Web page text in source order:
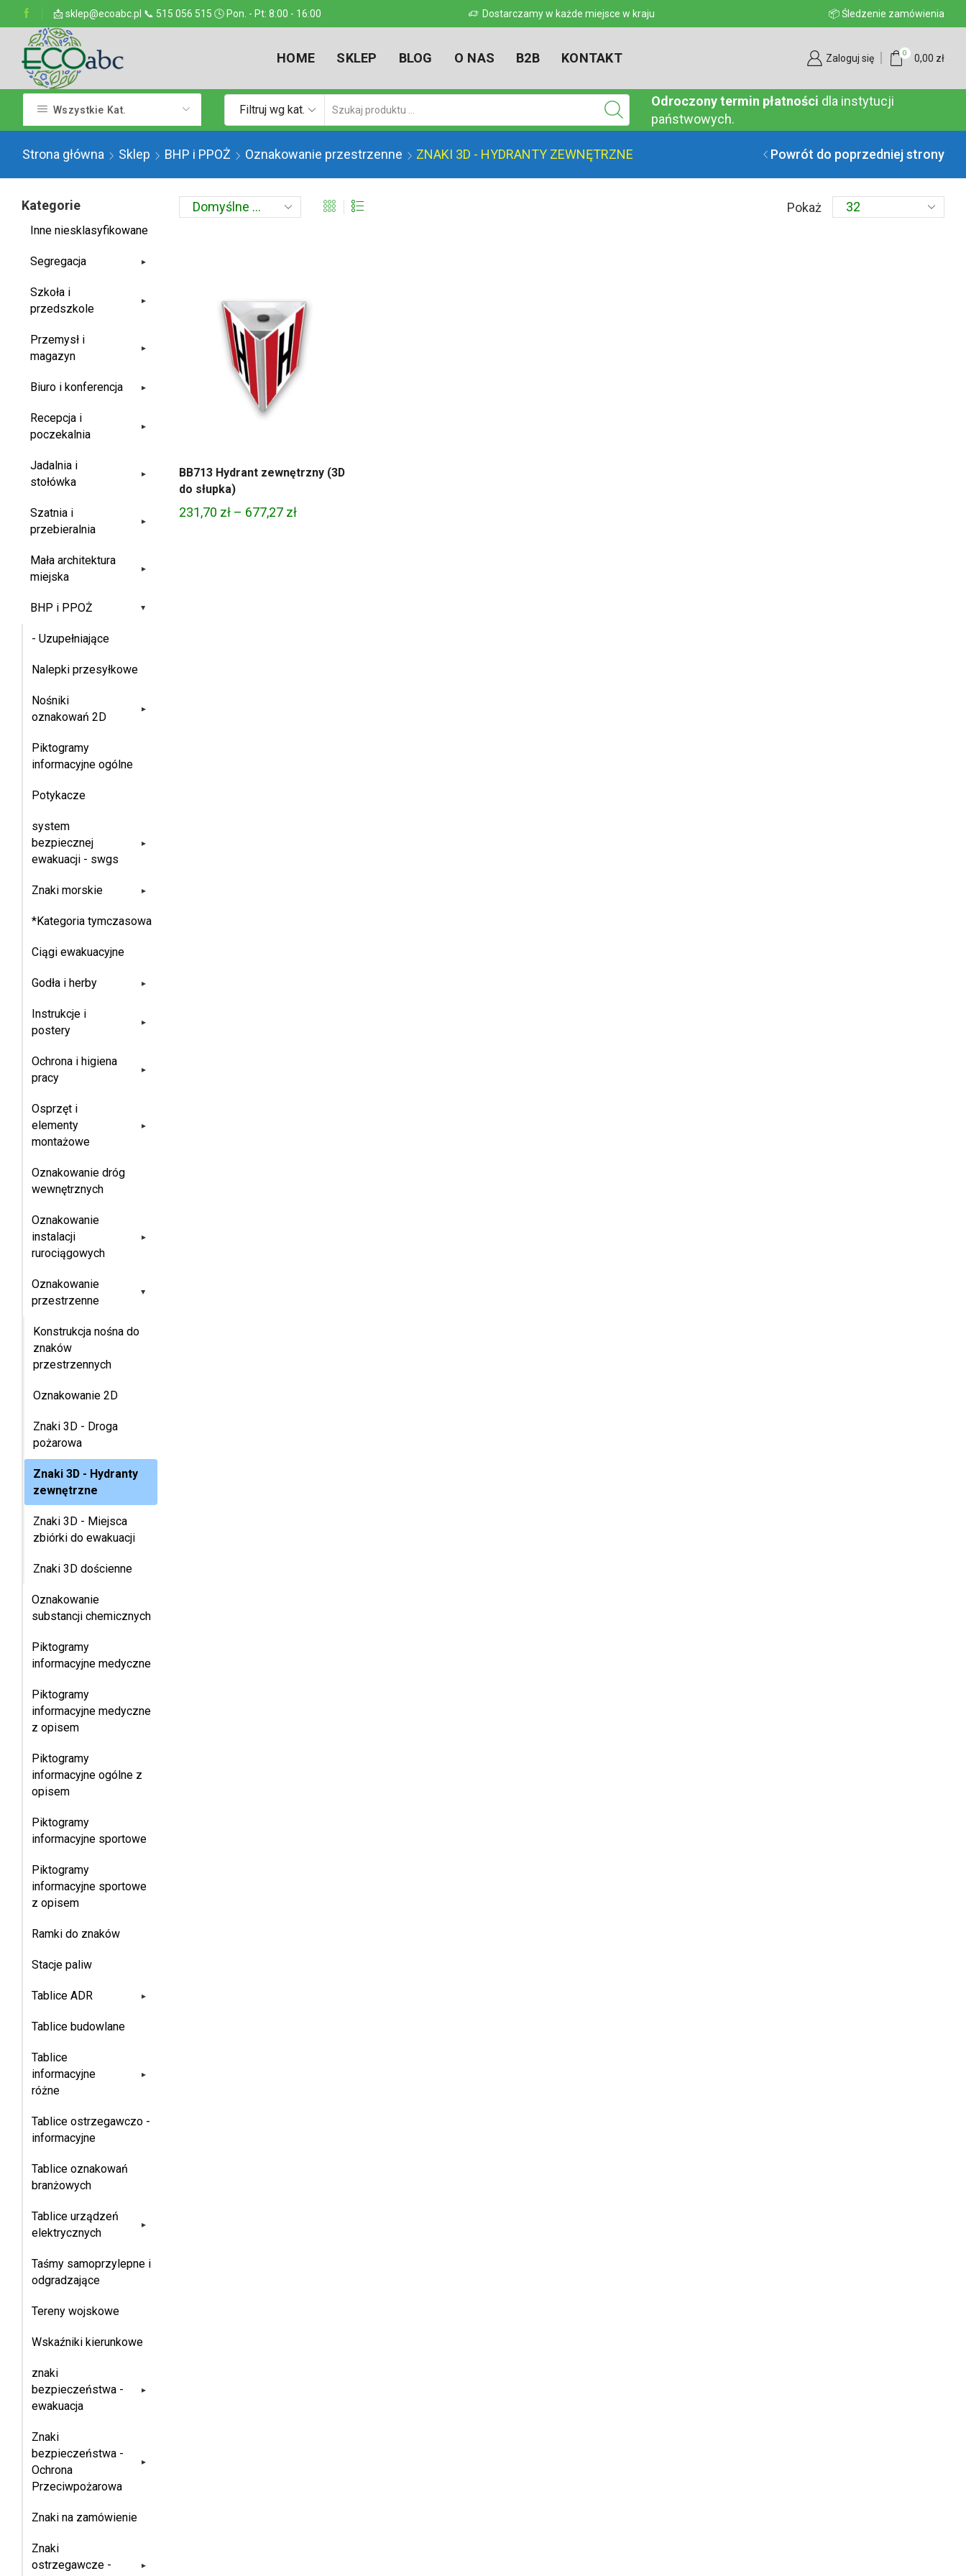
📩 sklep@ecoabc.pl 📞 515 056 515 🕓 Pon. - Pt: 8:00 - 16:00
w kraju Dostarczamy w każde miejsce w kraju Dostarczamy w każde miejsce w kraju 📦 Śledzenie zamówienia
HOME SKLEP BLOG O NAS B2B KONTAKT Zaloguj się 0 0,00 zł
Wszystkie Kat. Filtruj wg kat.
wyszukiwania
Odroczony termin płatności dla instytucji
państwowych.
Strona główna Sklep BHP i PPOŻ Oznakowanie przestrzenne ZNAKI 3D - HYDRANTY ZEWNĘTRZNE Powrót do poprzedniej strony
Pokaż
Produkty
na
BB713 Hydrant zewnętrzny (3D
do słupka)
231,70 zł – 677,27 złZakres
Kategorie
Inne niesklasyfikowane
Segregacja ▸
Szkoła i
przedszkole
▸
Przemysł i
magazyn
▸
Biuro i konferencja ▸
Recepcja i
poczekalnia
▸
Jadalnia i
stołówka
▸
Szatnia i
przebieralnia
▸
Mała architektura
miejska
▸
BHP i PPOŻ ▸
- Uzupełniające
Nalepki przesyłkowe
Nośniki
oznakowań 2D
▸
Piktogramy
informacyjne ogólne
Potykacze
system
bezpiecznej
ewakuacji - swgs
▸
Znaki morskie ▸
*Kategoria tymczasowa
Ciągi ewakuacyjne
Godła i herby ▸
Instrukcje i
postery
▸
Ochrona i higiena
pracy
▸
Osprzęt i
elementy
montażowe
▸
Oznakowanie dróg
wewnętrznych
Oznakowanie
instalacji
rurociągowych
▸
Oznakowanie
przestrzenne
▸
Konstrukcja nośna do
znaków
przestrzennych
Oznakowanie 2D
Znaki 3D - Droga
pożarowa
Znaki 3D - Hydranty
zewnętrzne
Znaki 3D - Miejsca
zbiórki do ewakuacji
Znaki 3D dościenne
Oznakowanie
substancji chemicznych
Piktogramy
informacyjne medyczne
Piktogramy
informacyjne medyczne
z opisem
Piktogramy
informacyjne ogólne z
opisem
Piktogramy
informacyjne sportowe
Piktogramy
informacyjne sportowe
z opisem
Ramki do znaków
Stacje paliw
Tablice ADR ▸
Tablice budowlane
Tablice
informacyjne
różne
▸
Tablice ostrzegawczo -
informacyjne
Tablice oznakowań
branżowych
Tablice urządzeń
elektrycznych
▸
Taśmy samoprzylepne i
odgradzające
Tereny wojskowe
Wskaźniki kierunkowe
znaki
bezpieczeństwa -
ewakuacja
▸
Znaki
bezpieczeństwa -
Ochrona
Przeciwpożarowa
▸
Znaki na zamówienie
Znaki
ostrzegawcze -
▸